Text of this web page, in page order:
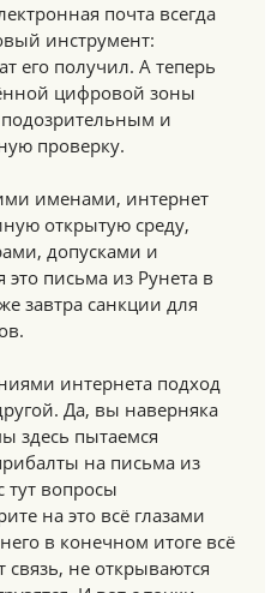
почта всегда
инструмент:
его получил. А теперь
цифровой зоны
подозрительным и
проверку.
именами, интернет
открытую среду,
допусками и
письма из Рунета в
завтра санкции для
интернета подход
Да, вы наверняка
здесь пытаемся
на письма из
тут вопросы
на это всё глазами
в конечном итоге всё
связь, не открываются